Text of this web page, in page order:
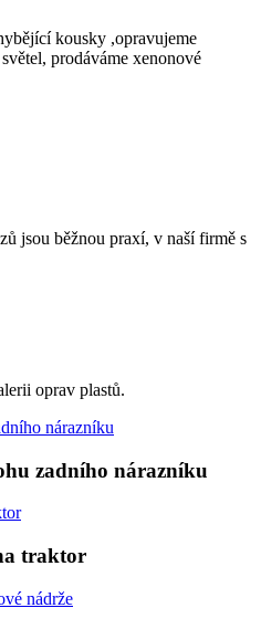
kousky ,opravujeme
prodáváme xenonové
jsou běžnou praxí, v naší firmě s
oprav plastů.
zadního nárazníku
traktor